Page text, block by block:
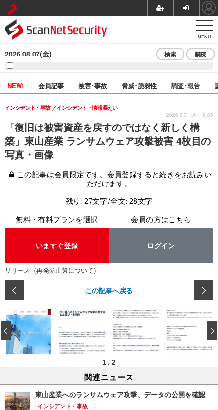
MENU
2026.08.07(金) 検索 購読
NEW! 会員記事 被害･事故 脅威･脆弱性 調査･報告
「復旧は被害資産を戻すのではなく新しく構
築」東山産業 ランサムウェア攻撃被害 4枚目の
写真・画像
インシデント・事故 インシデント・情報漏えい
2026.6.3（水） 8:05
この記事は会員限定です。会員登録すると続きをお読みい
ただけます。
残り: 27文字/全文: 28文字
無料・有料プランを選択
いますぐ登録
会員の方はこちら
ログイン
リリース（再発防止策について）
この記事へ戻る
1 / 2
‹
関連ニュース
東山産業へのランサムウェア攻撃、データの公開を確認
インシデント・事故